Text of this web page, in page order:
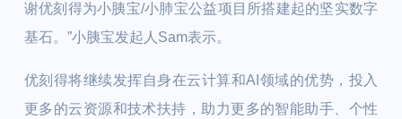
谢优刻得为小胰宝/小肺宝公益项目所搭建起的坚实数字
基石。”小胰宝发起人Sam表示。
优刻得将继续发挥自身在云计算和AI领域的优势，投入
更多的云资源和技术扶持，助力更多的智能助手、个性